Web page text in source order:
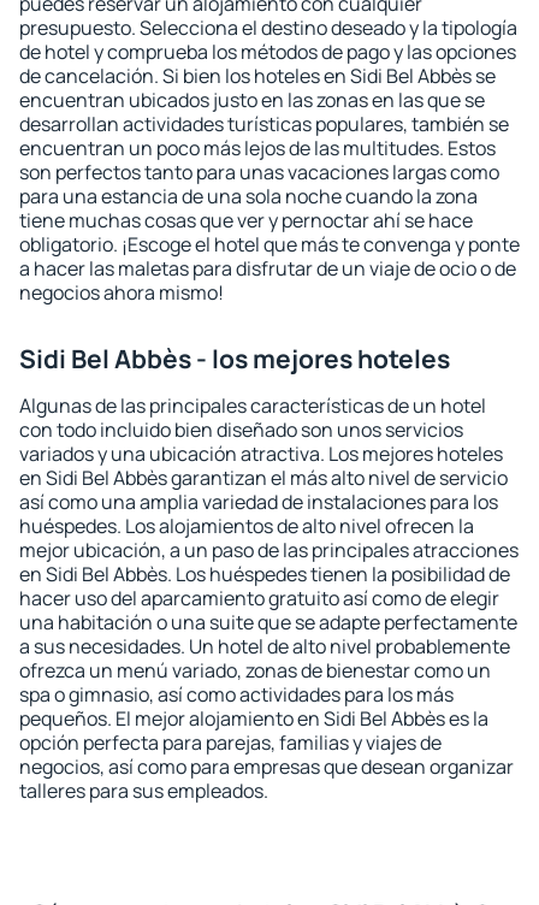
presupuesto. Selecciona el destino deseado y la tipología
de hotel y comprueba los métodos de pago y las opciones
de cancelación. Si bien los hoteles en Sidi Bel Abbès se
encuentran ubicados justo en las zonas en las que se
desarrollan actividades turísticas populares, también se
encuentran un poco más lejos de las multitudes. Estos
son perfectos tanto para unas vacaciones largas como
para una estancia de una sola noche cuando la zona
tiene muchas cosas que ver y pernoctar ahí se hace
obligatorio. ¡Escoge el hotel que más te convenga y ponte
a hacer las maletas para disfrutar de un viaje de ocio o de
negocios ahora mismo!
Sidi Bel Abbès - los mejores hoteles
Algunas de las principales características de un hotel
con todo incluido bien diseñado son unos servicios
variados y una ubicación atractiva. Los mejores hoteles
en Sidi Bel Abbès garantizan el más alto nivel de servicio
así como una amplia variedad de instalaciones para los
huéspedes. Los alojamientos de alto nivel ofrecen la
mejor ubicación, a un paso de las principales atracciones
en Sidi Bel Abbès. Los huéspedes tienen la posibilidad de
hacer uso del aparcamiento gratuito así como de elegir
una habitación o una suite que se adapte perfectamente
a sus necesidades. Un hotel de alto nivel probablemente
ofrezca un menú variado, zonas de bienestar como un
spa o gimnasio, así como actividades para los más
pequeños. El mejor alojamiento en Sidi Bel Abbès es la
opción perfecta para parejas, familias y viajes de
negocios, así como para empresas que desean organizar
talleres para sus empleados.